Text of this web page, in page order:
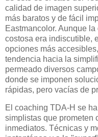
calidad de imagen
más baratos y de fácil
Eastmancolor. Aunque
costosa era indiscutible,
opciones más
tendencia hacia la
permeado diversos
donde se imponen
rápidas, pero vacías de
El coaching TDA-H se
simplistas que prometen
inmediatos. Técnicas y